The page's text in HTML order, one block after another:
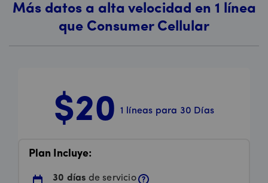
Más datos a alta velocidad en 1 línea
que Consumer Cellular
Price is 20 dollars and 00 cents per month
$20 1 líneas para 30 Días
Plan Incluye:
30 días de servicio